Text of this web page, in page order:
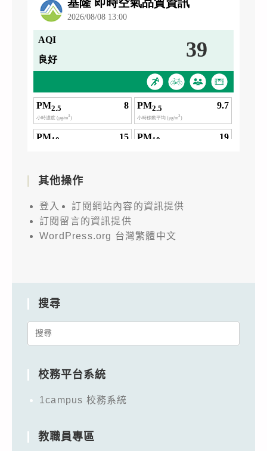
其他操作
登入
訂閱網站內容的資訊提供
訂閱留言的資訊提供
WordPress.org 台灣繁體中文
搜尋
Search
校務平台系統
1campus 校務系統
教職員專區